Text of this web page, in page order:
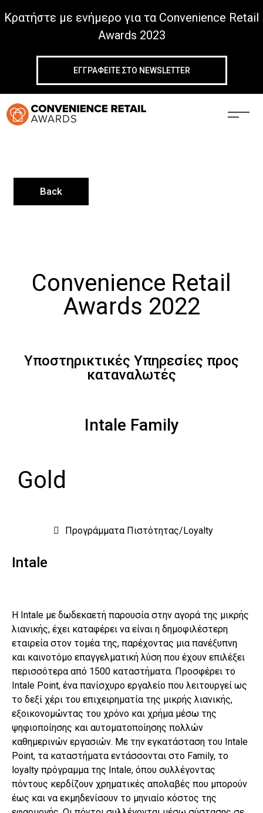
Κρατήστε με ενήμερο για τα Convenience Retail
Awards 2023
ΕΓΓΡΑΦΕΙΤΕ ΣΤΟ NEWSLETTER
Back
Convenience Retail
Awards 2022
Υποστηρικτικές Υπηρεσίες προς
καταναλωτές
Intale Family
Gold
Προγράμματα Πιστότητας/Loyalty
Intale
Η Intale με δωδεκαετή παρουσία στην αγορά της μικρής
λιανικής, έχει καταφέρει να είναι η δημοφιλέστερη
εταιρεία στον τομέα της, παρέχοντας μια πανέξυπνη
και καινοτόμο επαγγελματική λύση που έχουν επιλέξει
περισσότερα από 1500 καταστήματα. Προσφέρει το
Intale Point, ένα πανίσχυρο εργαλείο που λειτουργεί ως
το δεξί χέρι του επιχειρηματία της μικρής λιανικής,
εξοικονομώντας του χρόνο και χρήμα μέσω της
ψηφιοποίησης και αυτοματοποίησης πολλών
καθημερινών εργασιών. Με την εγκατάσταση του Intale
Point, τα καταστήματα εντάσσονται στο Family, το
loyalty πρόγραμμα της Intale, όπου συλλέγοντας
πόντους κερδίζουν χρηματικές απολαβές που μπορούν
έως και να εκμηδενίσουν το μηνιαίο κόστος της